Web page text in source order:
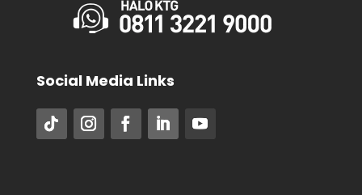
Social Media Links